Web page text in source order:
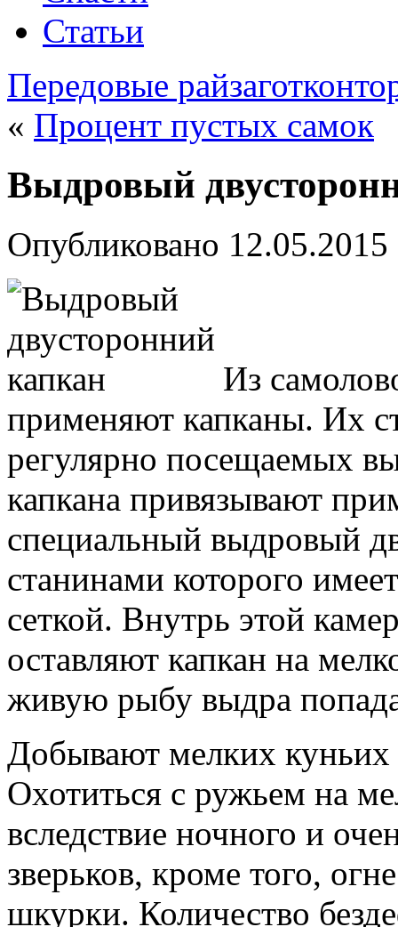
Статьи
Передовые
« Процент пустых самок
Выдровый
Опубликовано 12.05.2015
Из
применяют капканы. Их
регулярно посещаемых
капкана привязывают
специальный выдровый
станинами которого
сеткой. Внутрь этой
оставляют капкан на
живую рыбу выдра
Добывают мелких
Охотиться с ружьем на
вследствие ночного и
зверьков, кроме того,
шкурки. Количество